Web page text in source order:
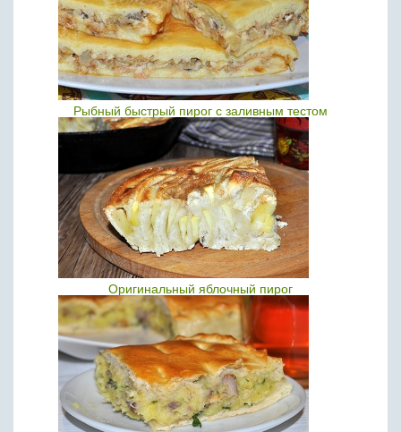
Рыбный быстрый пирог с заливным тестом
Оригинальный яблочный пирог